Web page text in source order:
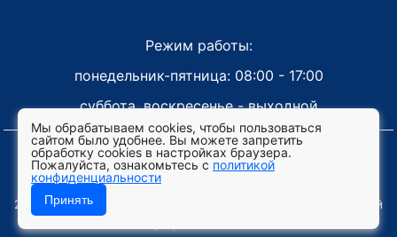
Режим работы:
понедельник-пятница: 08:00 - 17:00
суббота, воскресенье - выходной
2005-2025 © ГАПОУ "Набережночелнинский технологический
Мы обрабатываем cookies, чтобы пользоваться
сайтом было удобнее. Вы можете запретить
обработку cookies в настройках браузера.
Пожалуйста, ознакомьтесь с политикой
конфиденциальности
Принять